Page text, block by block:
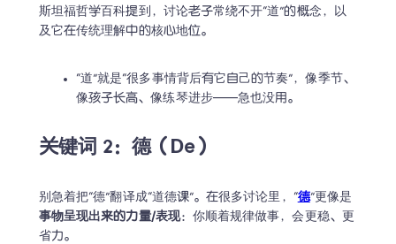
斯坦福哲学百科提到，讨论老子常绕不开“道”的概念，以
及它在传统理解中的核心地位。
“道”就是“很多事情背后有它自己的节奏”，像季节、
像孩子长高、像练琴进步——急也没用。
关键词 2：德（De）
别急着把“德”翻译成“道德课”。在很多讨论里，“德”更像是
事物呈现出来的力量/表现：你顺着规律做事，会更稳、更
省力。